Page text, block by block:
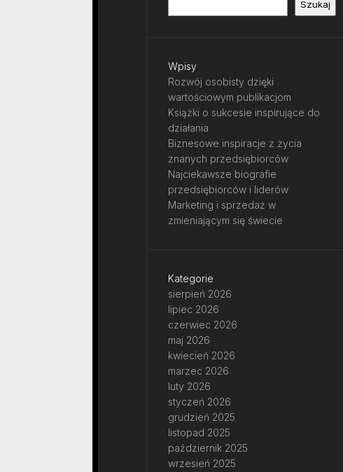
Szukaj
Wpisy
Rozwój osobisty dzięki
wartościowym publikacjom
Książki o sukcesie inspirujące do
działania
Biznesowe inspiracje z życia
znanych przedsiębiorców
Najciekawsze biografie
przedsiębiorców i liderów
Marketing i sprzedaż w
zmieniającym się świecie
Kategorie
sierpień 2026
lipiec 2026
czerwiec 2026
maj 2026
kwiecień 2026
marzec 2026
luty 2026
styczeń 2026
grudzień 2025
listopad 2025
październik 2025
wrzesień 2025